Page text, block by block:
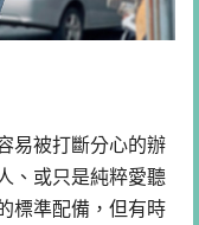
易被打斷分心的辦
、或只是純粹愛聽
標準配備，但有時